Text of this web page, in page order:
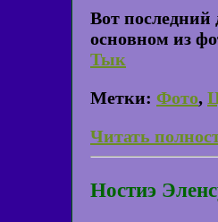
Вот последний
основном из
Тык
Метки: Фото,
Читать
Ностиэ